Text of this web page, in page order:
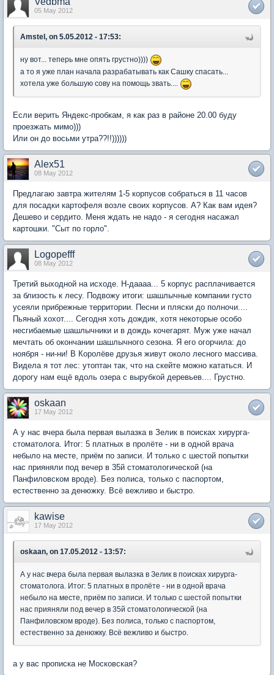
05 May 2012
Amstel, on 5.05.2012 - 17:53:
ну вот... теперь мне опять грустно))))
а то я уже план начала разрабатывать как Сашку спасать...
хотела уже большую сову на помощь звать....
Если верить Яндекс-пробкам, я как раз в районе 20.00 буду
проезжать мимо)))
Или он до восьми утра??!!))))))
Alex51
08 May 2012
Предлагаю завтра жителям 1-5 корпусов собраться в 11 часов
для посадки картофеля возле своих корпусов. А? Как вам идея?
Дешево и сердито. Меня ждать не надо - я сегодня насажал
картошки. "Сыт по горло".
Logopefff
08 May 2012
Третий выходной на исходе. Н-даааа... 5 корпус расплачивается
за близость к лесу. Подвожу итоги: шашлычные компании густо
усеяли прибрежные территории. Песни и пляски до полночи....
Пьяный хохот.... Сегодня хоть дождик, хотя некоторые особо
несгибаемые шашлычники и в дождь кочегарят. Муж уже начал
мечтать об окончании шашлычного сезона. Я его огорчила: до
ноября - ни-ни! В Королёве друзья живут около лесного массива.
Видела я тот лес: утоптан так, что на скейте можно кататься. И
дорогу нам ещё вдоль озера с вырубкой деревьев.... Грустно.
oskaan
17 May 2012
А у нас вчера была первая вылазка в Зелик в поисках хирурга-
стоматолога. Итог: 5 платных в пролёте - ни в одной врача
небыло на месте, приём по записи. И только с шестой попытки
нас прияняли под вечер в 35й стоматологической (на
Панфиловском вроде). Без полиса, только с паспортом,
естественно за денюжку. Всё вежливо и быстро.
kawise
17 May 2012
oskaan, on 17.05.2012 - 13:57:
А у нас вчера была первая вылазка в Зелик в поисках хирурга-
стоматолога. Итог: 5 платных в пролёте - ни в одной врача
небыло на месте, приём по записи. И только с шестой попытки
нас прияняли под вечер в 35й стоматологической (на
Панфиловском вроде). Без полиса, только с паспортом,
естественно за денюжку. Всё вежливо и быстро.
а у вас прописка не Московская?